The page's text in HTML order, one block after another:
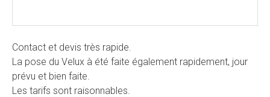
Contact et devis très rapide.
La pose du Velux à été faite également rapidement, jour
prévu et bien faite.
Les tarifs sont raisonnables.